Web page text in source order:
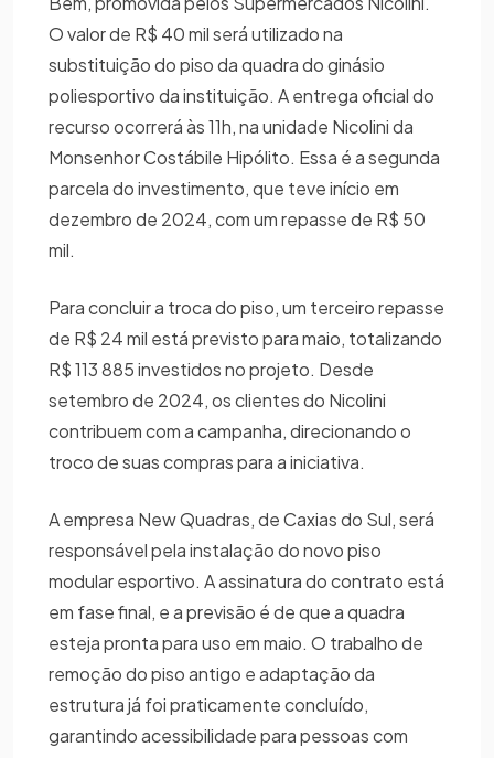
O valor de R$ 40 mil será utilizado na
substituição do piso da quadra do ginásio
poliesportivo da instituição. A entrega oficial do
recurso ocorrerá às 11h, na unidade Nicolini da
Monsenhor Costábile Hipólito. Essa é a segunda
parcela do investimento, que teve início em
dezembro de 2024, com um repasse de R$ 50
mil.
Para concluir a troca do piso, um terceiro repasse
de R$ 24 mil está previsto para maio, totalizando
R$ 113 885 investidos no projeto. Desde
setembro de 2024, os clientes do Nicolini
contribuem com a campanha, direcionando o
troco de suas compras para a iniciativa.
A empresa New Quadras, de Caxias do Sul, será
responsável pela instalação do novo piso
modular esportivo. A assinatura do contrato está
em fase final, e a previsão é de que a quadra
esteja pronta para uso em maio. O trabalho de
remoção do piso antigo e adaptação da
estrutura já foi praticamente concluído,
garantindo acessibilidade para pessoas com